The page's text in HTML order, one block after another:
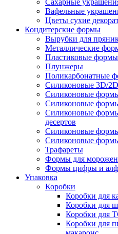
Сахарные
Вафельные
Цветы сухие
Кондитерские формы
Вырубки для
Металлические
Пластиковые формы
Плунжеры
Поликарбонатные
Силиконовые 3D/
Силиконовые формы
Силиконовые
Силиконовые
десертов
Силиконовые
Силиконовые
Трафареты
Формы для
Формы цифры и
Упаковка
Коробки
Коробки для
Коробки для
Коробки для
Коробки для